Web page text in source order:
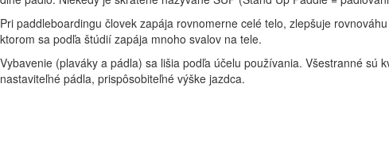
Pri paddleboardingu človek zapája rovnomerne celé telo, zlepšuje
ktorom sa podľa štúdií zapája mnoho svalov na tele.
Vybavenie (plaváky a pádla) sa lišia podľa účelu používania. Všestranné sú
nastaviteľné pádla, prispôsobiteľné výške jazdca.